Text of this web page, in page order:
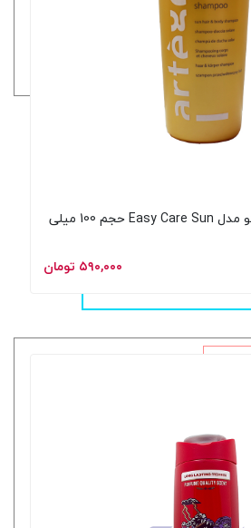
شامپو سر و بدن آرتگو مدل Easy Care Sun حجم 100 میلی
۵۹۰,۰۰۰ تومان